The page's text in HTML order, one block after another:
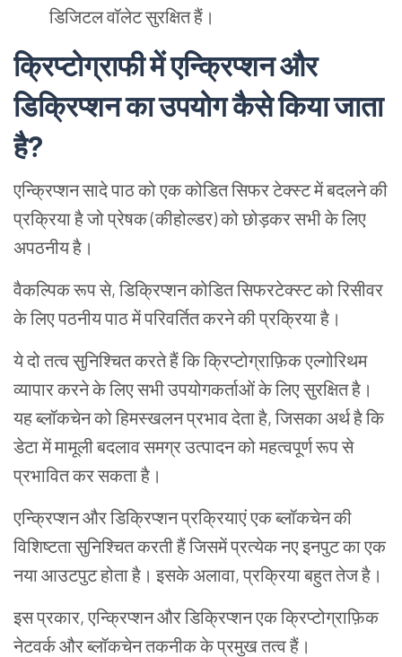
डिजिटल वॉलेट सुरक्षित हैं।
क्रिप्टोग्राफीमेंएन्क्रिप्शनऔर
डिक्रिप्शनकाउपयोगकैसेकियाजाता
है?
एन्क्रिप्शन सादे पाठ को एक कोडित सिफर टेक्स्ट में बदलने की
प्रक्रिया है जो प्रेषक (कीहोल्डर) को छोड़कर सभी के लिए
अपठनीय है।
वैकल्पिक रूप से, डिक्रिप्शन कोडित सिफरटेक्स्ट को रिसीवर
के लिए पठनीय पाठ में परिवर्तित करने की प्रक्रिया है।
ये दो तत्व सुनिश्चित करते हैं कि क्रिप्टोग्राफ़िक एल्गोरिथम
व्यापार करने के लिए सभी उपयोगकर्ताओं के लिए सुरक्षित है।
यह ब्लॉकचेन को हिमस्खलन प्रभाव देता है, जिसका अर्थ है कि
डेटा में मामूली बदलाव समग्र उत्पादन को महत्वपूर्ण रूप से
प्रभावित कर सकता है।
एन्क्रिप्शन और डिक्रिप्शन प्रक्रियाएं एक ब्लॉकचेन की
विशिष्टता सुनिश्चित करती हैं जिसमें प्रत्येक नए इनपुट का एक
नया आउटपुट होता है। इसके अलावा, प्रक्रिया बहुत तेज है।
इस प्रकार, एन्क्रिप्शन और डिक्रिप्शन एक क्रिप्टोग्राफ़िक
नेटवर्क और ब्लॉकचेन तकनीक के प्रमुख तत्व हैं।